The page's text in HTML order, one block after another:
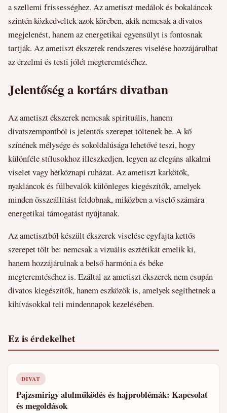
a szellemi frissességhez. Az ametiszt medálok és bokaláncok
szintén közkedveltek azok körében, akik nemcsak a divatos
megjelenést, hanem az energetikai egyensúlyt is fontosnak
tartják. Az ametiszt ékszerek rendszeres viselése hozzájárulhat
az érzelmi és testi jólét megteremtéséhez.
Jelentőség a kortárs divatban
Az ametiszt ékszerek nemcsak spirituális, hanem
divatszempontból is jelentős szerepet töltenek be. A kő
színének mélysége és sokoldalúsága lehetővé teszi, hogy
különféle stílusokhoz illeszkedjen, legyen az elegáns alkalmi
viselet vagy hétköznapi ruházat. Az ametiszt karkötők,
nyakláncok és fülbevalók különleges kiegészítők, amelyek
minden összeállítást feldobnak, miközben a viselő számára
energetikai támogatást nyújtanak.
Az ametisztből készült ékszerek viselése egyfajta kettős
szerepet tölt be: nemcsak a vizuális esztétikát emelik ki,
hanem hozzájárulnak a belső harmónia és béke
megteremtéséhez is. Ezáltal az ametiszt ékszerek nem csupán
divatos kiegészítők, hanem eszközök is, amelyek segíthetnek a
kihívásokkal teli mindennapok kezelésében.
Ez is érdekelhet
DIVAT
Pajzsmirigy alulműködés és hajproblémák: Kapcsolat
és megoldások